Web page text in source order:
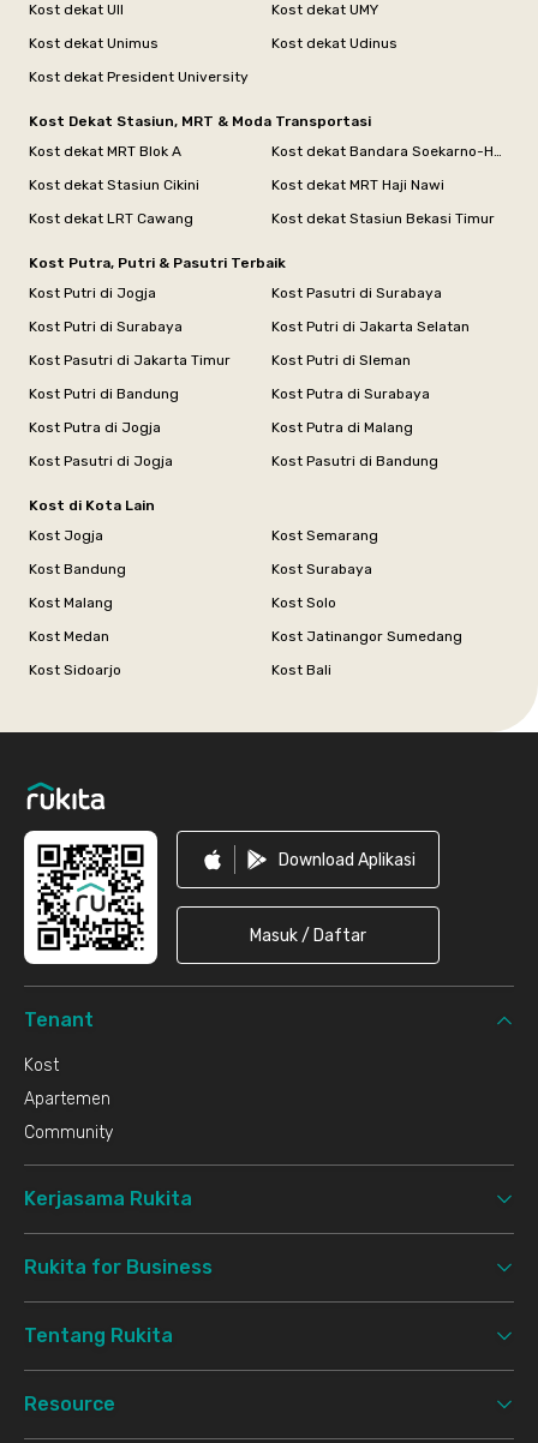
Kost dekat UII
Kost dekat UMY
Kost dekat Unimus
Kost dekat Udinus
Kost dekat President University
Kost Dekat Stasiun, MRT & Moda Transportasi
Kost dekat MRT Blok A
Kost dekat Bandara Soekarno-Hatta
Kost dekat Stasiun Cikini
Kost dekat MRT Haji Nawi
Kost dekat LRT Cawang
Kost dekat Stasiun Bekasi Timur
Kost Putra, Putri & Pasutri Terbaik
Kost Putri di Jogja
Kost Pasutri di Surabaya
Kost Putri di Surabaya
Kost Putri di Jakarta Selatan
Kost Pasutri di Jakarta Timur
Kost Putri di Sleman
Kost Putri di Bandung
Kost Putra di Surabaya
Kost Putra di Jogja
Kost Putra di Malang
Kost Pasutri di Jogja
Kost Pasutri di Bandung
Kost di Kota Lain
Kost Jogja
Kost Semarang
Kost Bandung
Kost Surabaya
Kost Malang
Kost Solo
Kost Medan
Kost Jatinangor Sumedang
Kost Sidoarjo
Kost Bali
Download Aplikasi
Masuk / Daftar
Tenant
Kost
Apartemen
Community
Kerjasama Rukita
Rukita for Business
Tentang Rukita
Resource